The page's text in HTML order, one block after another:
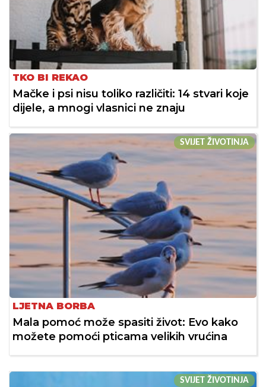
TKO BI REKAO
Mačke i psi nisu toliko različiti: 14 stvari koje
dijele, a mnogi vlasnici ne znaju
SVIJET ŽIVOTINJA
LJETNA BORBA
Mala pomoć može spasiti život: Evo kako
možete pomoći pticama velikih vrućina
SVIJET ŽIVOTINJA